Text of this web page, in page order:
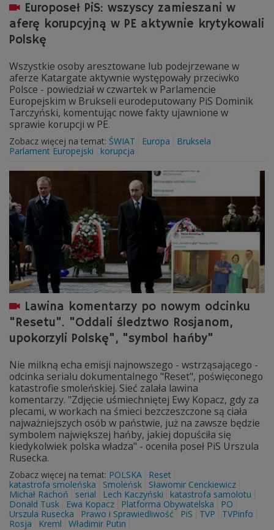
Europoseł PiS: wszyscy zamieszani w
aferę korupcyjną w PE aktywnie krytykowali
Polskę
Wszystkie osoby aresztowane lub podejrzewane w
aferze Katargate aktywnie występowały przeciwko
Polsce - powiedział w czwartek w Parlamencie
Europejskim w Brukseli eurodeputowany PiS Dominik
Tarczyński, komentując nowe fakty ujawnione w
sprawie korupcji w PE.
Zobacz więcej na temat: ŚWIAT Europa
Bruksela
Parlament Europejski
korupcja
Lawina komentarzy po nowym odcinku
"Resetu". "Oddali śledztwo Rosjanom,
upokorzyli Polskę", "symbol hańby"
Nie milkną echa emisji najnowszego - wstrząsającego -
odcinka serialu dokumentalnego "Reset", poświęconego
katastrofie smoleńskiej. Sieć zalała lawina
komentarzy. "Zdjęcie uśmiechniętej Ewy Kopacz, gdy za
plecami, w workach na śmieci bezczeszczone są ciała
najważniejszych osób w państwie, już na zawsze będzie
symbolem największej hańby, jakiej dopuściła się
kiedykolwiek polska władza" - oceniła poseł PiS Urszula
Rusecka.
Zobacz więcej na temat: POLSKA
Reset
katastrofa smoleńska
Smoleńsk
Sławomir Cenckiewicz
Michał Rachoń
serial Lech Kaczyński
katastrofa samolotu
Donald Tusk
Ewa Kopacz Platforma Obywatelska
PO
Urszula Rusecka
Prawo i Sprawiedliwość PiS TVP
TVPinfo
Rosja
Kreml Władimir Putin